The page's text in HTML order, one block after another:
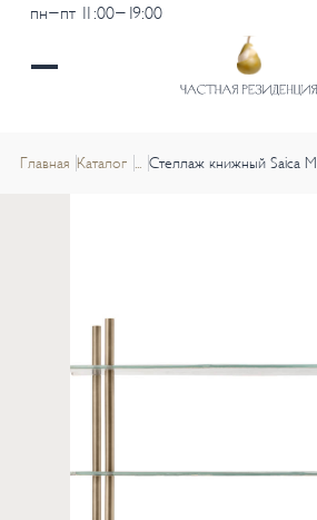
пн-пт 11:00-19:00
Главная Каталог ... Стеллаж книжный Saica